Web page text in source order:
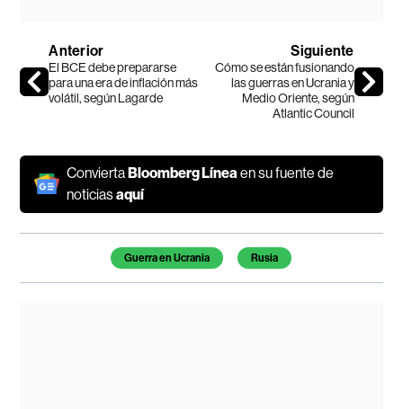
Anterior
El BCE debe prepararse
para una era de inflación más
volátil, según Lagarde
Siguiente
Cómo se están fusionando
las guerras en Ucrania y
Medio Oriente, según
Atlantic Council
ConviertaBloomberg Línea en su fuente de
noticiasaquí
Temas de este artículo
Guerra en Ucrania Rusia